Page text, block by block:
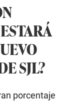
SJL?
porcentaje